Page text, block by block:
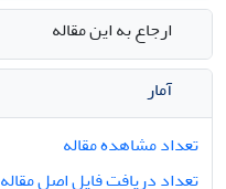
ارجاع به این مقاله
آمار
تعداد مشاهده مقاله
تعداد دریافت فایل اصل مقاله